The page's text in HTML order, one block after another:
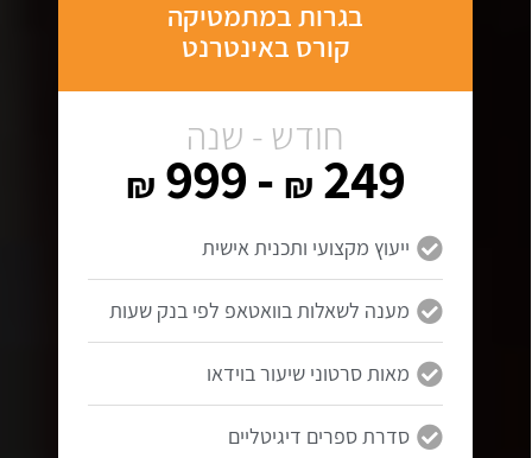
בגרות במתמטיקה
קורס באינטרנט
חודש - שנה
249
₪
- 999
₪
ייעוץ מקצועי ותכנית אישית
מענה לשאלות בוואטאפ לפי בנק שעות
מאות סרטוני שיעור בוידאו
סדרת ספרים דיגיטליים